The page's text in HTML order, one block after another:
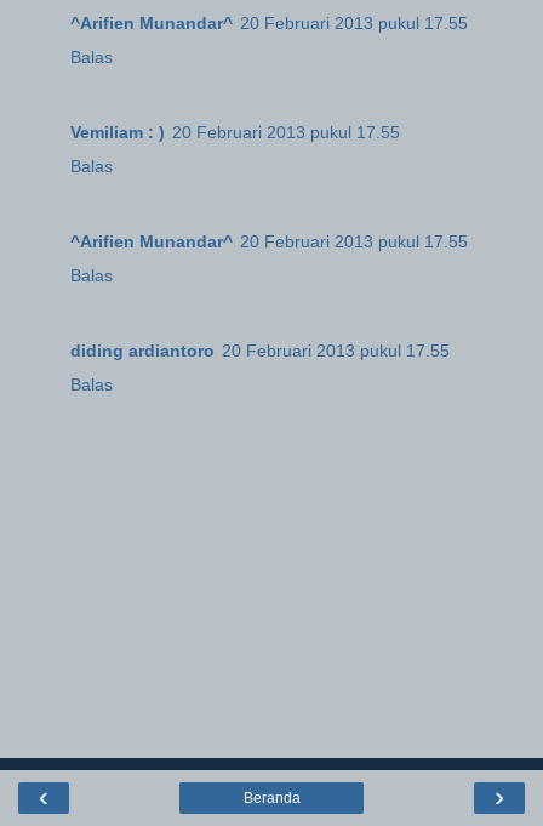
^Arifien Munandar^ 20 Februari 2013 pukul 17.55
Balas
Vemiliam : ) 20 Februari 2013 pukul 17.55
Balas
^Arifien Munandar^ 20 Februari 2013 pukul 17.55
Balas
diding ardiantoro 20 Februari 2013 pukul 17.55
Balas
‹ ›
Beranda